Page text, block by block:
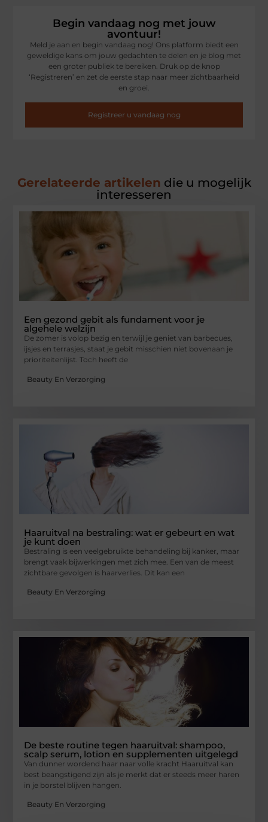
Begin vandaag nog met jouw
avontuur!
Meld je aan en begin vandaag nog! Ons platform biedt een
geweldige kans om jouw gedachten te delen en je blog met
een groter publiek te bereiken. Druk op de knop
‘Registreren’ en zet de eerste stap naar meer zichtbaarheid
en groei.
Registreer u vandaag nog
Gerelateerde artikelen die u mogelijk
interesseren
Een gezond gebit als fundament voor je
algehele welzijn
De zomer is volop bezig en terwijl je geniet van barbecues,
ijsjes en terrasjes, staat je gebit misschien niet bovenaan je
prioriteitenlijst. Toch heeft de
Beauty En Verzorging
Haaruitval na bestraling: wat er gebeurt en wat
je kunt doen
Bestraling is een veelgebruikte behandeling bij kanker, maar
brengt vaak bijwerkingen met zich mee. Een van de meest
zichtbare gevolgen is haarverlies. Dit kan een
Beauty En Verzorging
De beste routine tegen haaruitval: shampoo,
scalp serum, lotion en supplementen uitgelegd
Van dunner wordend haar naar volle kracht Haaruitval kan
best beangstigend zijn als je merkt dat er steeds meer haren
in je borstel blijven hangen.
Beauty En Verzorging